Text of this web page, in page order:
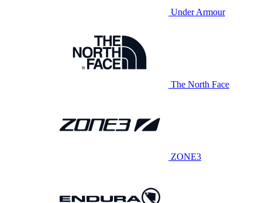
Under Armour
The North Face
ZONE3